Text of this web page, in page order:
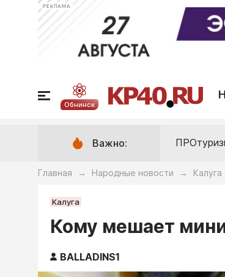
РЕКЛАМА
Обнинск
Важно:
Главная → Народные новости → Калуга
Калуга
Кому мешает
BALLADINS1